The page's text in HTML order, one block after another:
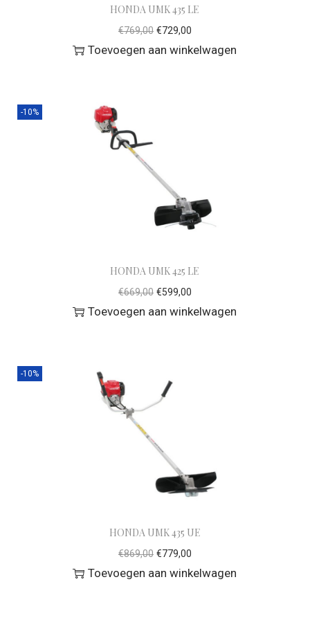
HONDA UMK 435 LE
€769,00 €729,00
Toevoegen aan winkelwagen
-10%
HONDA UMK 425 LE
€669,00 €599,00
Toevoegen aan winkelwagen
-10%
HONDA UMK 435 UE
€869,00 €779,00
Toevoegen aan winkelwagen